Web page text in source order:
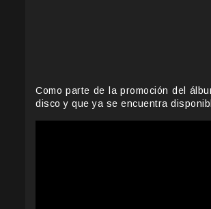
Como parte de la promoción del
disco y que ya se encuentra